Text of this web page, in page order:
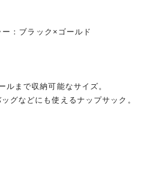
：ブラック×ゴールド
ルまで収納可能なサイズ。
グなどにも使えるナップサック。